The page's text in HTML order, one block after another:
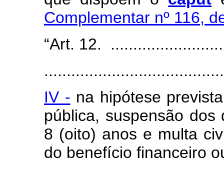
Complementar nº 116,
“Art. 12.
IV - na hipótese
pública, suspensão
8 (oito) anos e multa
do benefício financeiro